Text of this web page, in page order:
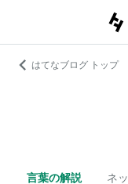
はてなブログ トップ
言葉の解説 ネ